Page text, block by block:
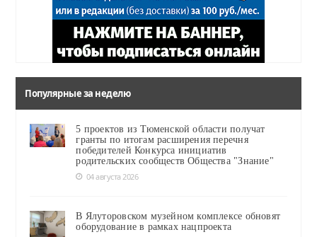
Популярные за неделю
5 проектов из Тюменской области получат
гранты по итогам расширения перечня
победителей Конкурса инициатив
родительских сообществ Общества "Знание"
04 августа 2026
В Ялуторовском музейном комплексе обновят
оборудование в рамках нацпроекта